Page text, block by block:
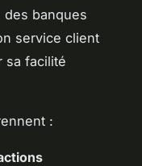
des banques
service client
sa facilité
: